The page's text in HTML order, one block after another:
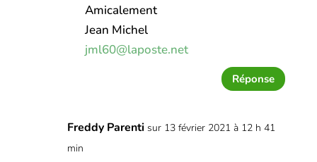
Amicalement
Jean Michel
jml60@laposte.net
Réponse
Freddy Parenti sur 13 février 2021 à 12 h 41
min